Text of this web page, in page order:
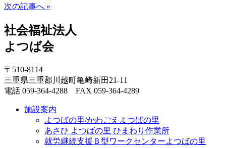
次の記事へ »
社会福祉法人
よつば会
〒510-8114
三重県三重郡川越町亀崎新田21-11
電話 059-364-4288 FAX 059-364-4289
施設案内
よつばの里/かわごえよつばの里
あさひ よつばの里 ひまわり作業所
就労継続支援Ｂ型ワークセンターよつばの里